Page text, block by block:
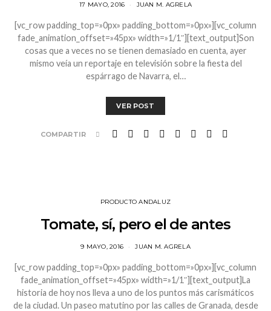
17 MAYO, 2016 JUAN M. AGRELA
[vc_row padding_top=»0px» padding_bottom=»0px»][vc_column
fade_animation_offset=»45px» width=»1/1″][text_output]Son
cosas que a veces no se tienen demasiado en cuenta, ayer
mismo veía un reportaje en televisión sobre la fiesta del
espárrago de Navarra, el…
VER POST
COMPARTIR
PRODUCTO ANDALUZ
Tomate, sí, pero el de antes
9 MAYO, 2016 JUAN M. AGRELA
[vc_row padding_top=»0px» padding_bottom=»0px»][vc_column
fade_animation_offset=»45px» width=»1/1″][text_output]La
historia de hoy nos lleva a uno de los puntos más carismáticos
de la ciudad. Un paseo matutino por las calles de Granada, desde